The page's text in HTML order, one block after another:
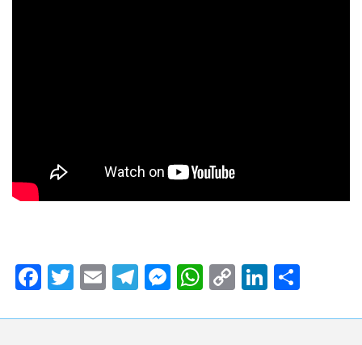
Facebook
Twitter
EmailTelegram
Messenger
WhatsApp
Copy
Link